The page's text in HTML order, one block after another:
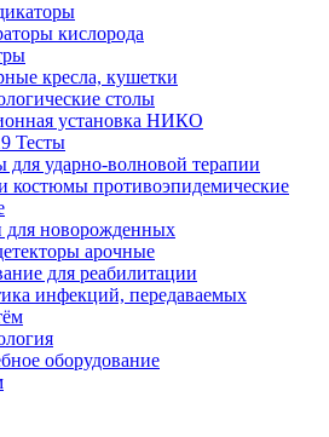
кислорода
кресла, кушетки
столы
установка НИКО
Тесты
для ударно-волновой терапии
костюмы противоэпидемические
для новорожденных
арочные
для реабилитации
инфекций, передаваемых
оборудование